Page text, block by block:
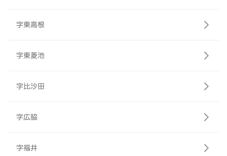
字東高根
字東菱池
字比沙田
字広脇
字福井